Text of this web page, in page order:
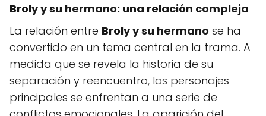
Broly y su hermano: una relación compleja
La relación entre Broly y su hermano se ha
convertido en un tema central en la trama. A
medida que se revela la historia de su
separación y reencuentro, los personajes
principales se enfrentan a una serie de